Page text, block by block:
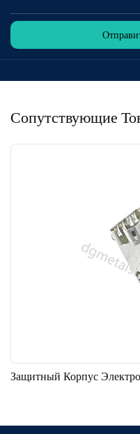
Сопутствующие
Защитный Корпус